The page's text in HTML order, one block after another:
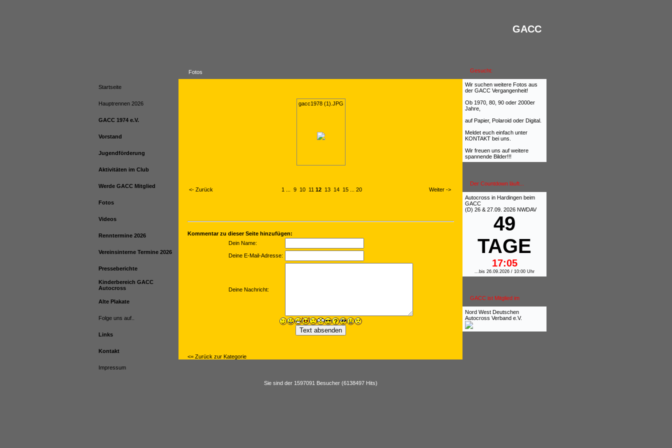
GACC
Startseite
Hauptrennen 2026
GACC 1974 e.V.
Vorstand
Jugendförderung
Aktivitäten im Club
Werde GACC Mitglied
Fotos
Videos
Renntermine 2026
Vereinsinterne Termine 2026
Presseberichte
Kinderbereich GACC
Autocross
Alte Plakate
Folge uns auf..
Links
Kontakt
Impressum
Fotos
gacc1978 (1).JPG
<- Zurück 1 9 10 11 12 13 14 15... 20 Weiter ->
Kommentar zu dieser Seite hinzufügen:
Dein Name:
Deine E-Mail-Adresse:
Deine Nachricht:
<= Zurück zur Kategorie
Sie sind der 1597091 Besucher (6138497 Hits)
Gesucht:
Wir suchen weitere Fotos aus
der GACC Vergangenheit!
Ob 1970, 80, 90 oder 2000er
Jahre,
auf Papier, Polaroid oder Digital.
Meldet euch einfach unter
KONTAKT bei uns.
Wir freuen uns auf weitere
spannende Bilder!!!
Der Countdown läuft...
Autocross in Hardingen beim
GACC
(D) 26 & 27.09. 2026 NWDAV
49
TAGE
17:05
...bis 26.09.2026 / 10:00 Uhr
GACC ist Mitglied im
Nord West Deutschen
Autocross Verband e.V.